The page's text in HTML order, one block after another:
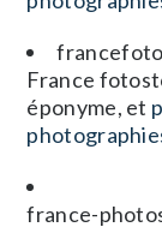
France
éponyme, et
france-